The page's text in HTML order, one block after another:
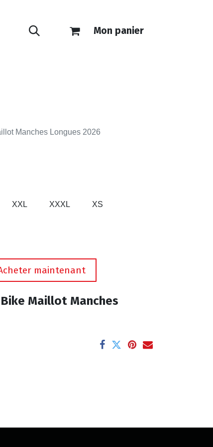
Mon panier
Manches Longues 2026
XXL XXXL XS
maintenant
Maillot Manches